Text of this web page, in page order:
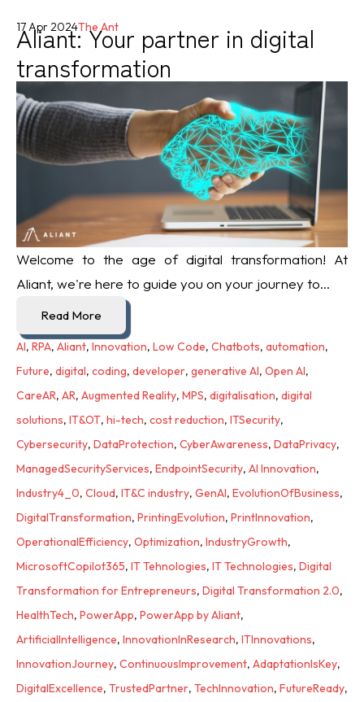
Aliant: Your partner in digital
transformation
17 Apr 2024The Ant
Welcome to the age of digital transformation! At
Aliant, we're here to guide you on your journey to...
Read More
AI, RPA, Aliant, Innovation, Low Code, Chatbots, automation,
Future, digital, coding, developer, generative AI, Open AI,
CareAR, AR, Augmented Reality, MPS, digitalisation, digital
solutions, IT&OT, hi-tech, cost reduction, ITSecurity,
Cybersecurity, DataProtection, CyberAwareness, DataPrivacy,
ManagedSecurityServices, EndpointSecurity, AI Innovation,
Industry4_0, Cloud, IT&C industry, GenAI, EvolutionOfBusiness,
DigitalTransformation, PrintingEvolution, PrintInnovation,
OperationalEfficiency, Optimization, IndustryGrowth,
MicrosoftCopilot365, IT Tehnologies, IT Technologies, Digital
Transformation for Entrepreneurs, Digital Transformation 2.0,
HealthTech, PowerApp, PowerApp by Aliant,
ArtificialIntelligence, InnovationInResearch, ITInnovations,
InnovationJourney, ContinuousImprovement, AdaptationIsKey,
DigitalExcellence, TrustedPartner, TechInnovation, FutureReady,